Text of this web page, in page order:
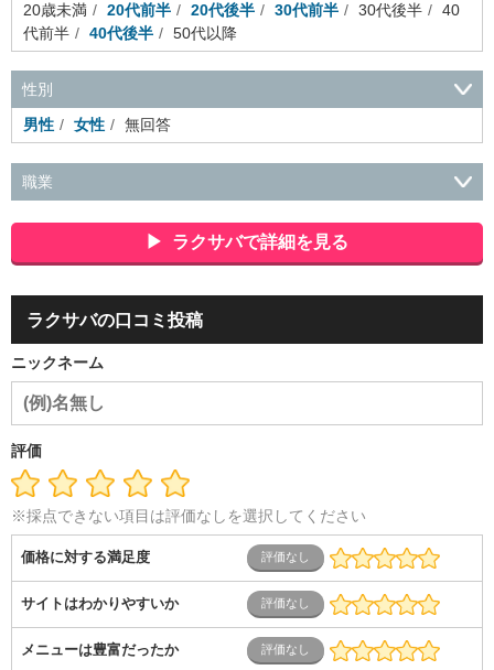
20歳未満
20代前半 20代後半 30代前半 30代後半
40
代前半
40代後半 50代以降
性別
男性
女性 無回答
職業
広告・マスコミ
接客・小売・流通・外食・食
品
アミューズメント・エンターテイメント・ゲーム関連
美
ダル・葬祭
メディア職
音響
芸能・イベント・コンパニオン
ム開発・SE・インフラ）
導体・制御）
警備・交通・建築・土木技術職
医療・福祉・
介護
その他
ス
士業・コンサルティング 金融・商社
不動産・保険・サ
ービス
専業主婦（夫）
営業
ラクサバで詳細を見る
ラクサバの口コミ投稿
ニックネーム
評価
※採点できない項目は評価なしを選択してください
価格に対する満足度
サイトはわかりやすいか
メニューは豊富だったか